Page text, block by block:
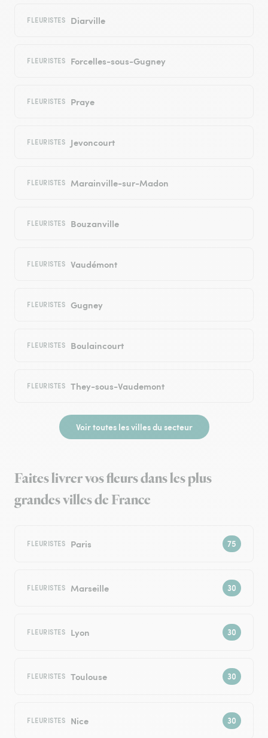
FLEURISTES Diarville
FLEURISTES Forcelles-sous-Gugney
FLEURISTES Praye
FLEURISTES Jevoncourt
FLEURISTES Marainville-sur-Madon
FLEURISTES Bouzanville
FLEURISTES Vaudémont
FLEURISTES Gugney
FLEURISTES Boulaincourt
FLEURISTES They-sous-Vaudemont
Voir toutes les villes du secteur
Faites livrer vos fleurs dans les plus
grandes villes de France
FLEURISTES Paris
FLEURISTES Marseille
FLEURISTES Lyon
FLEURISTES Toulouse
FLEURISTES Nice